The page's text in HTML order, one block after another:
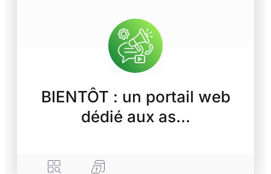
BIENTÔT : un portail web
dédié aux as…